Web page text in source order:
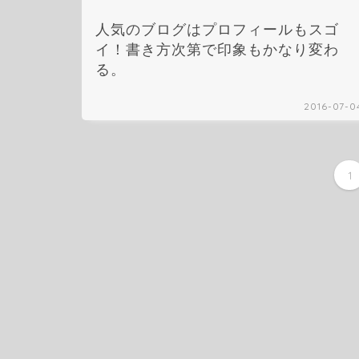
人気のブログはプロフィールもスゴ
イ！書き方次第で印象もかなり変わ
る。
2016-07-
1